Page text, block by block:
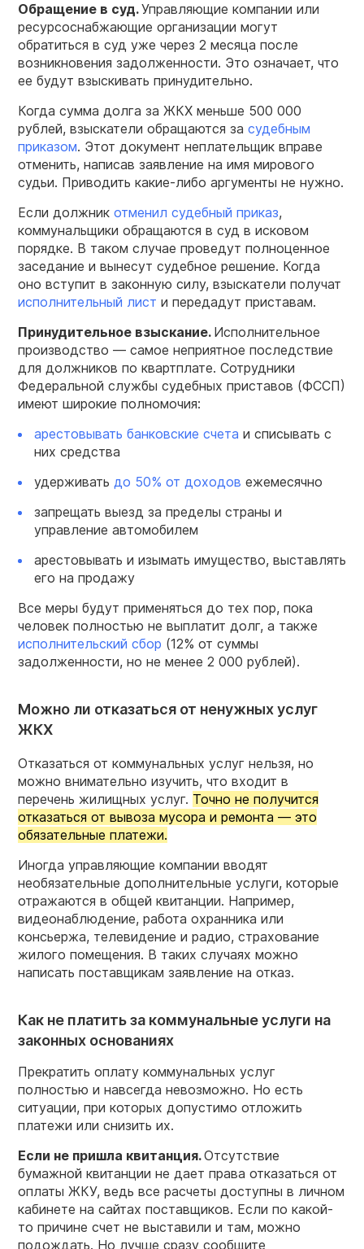
Обращение в суд.Управляющие компании или
ресурсоснабжающие организации могут
обратиться в суд уже через 2 месяца после
возникновения задолженности. Это означает, что
ее будут взыскивать принудительно.
Когда сумма долга за ЖКХ меньше 500 000
рублей, взыскатели обращаются за судебным
приказом. Этот документ неплательщик вправе
отменить, написав заявление на имя мирового
судьи. Приводить какие-либо аргументы не нужно.
Если должник отменил судебный приказ,
коммунальщики обращаются в суд в исковом
порядке. В таком случае проведут полноценное
заседание и вынесут судебное решение. Когда
оно вступит в законную силу, взыскатели получат
исполнительный лист и передадут приставам.
Принудительное взыскание. Исполнительное
производство — самое неприятное последствие
для должников по квартплате. Сотрудники
Федеральной службы судебных приставов (ФССП)
имеют широкие полномочия:
арестовывать банковские счета и списывать с
них средства
удерживать до 50% от доходов ежемесячно
запрещать выезд за пределы страны и
управление автомобилем
арестовывать и изымать имущество, выставлять
его на продажу
Все меры будут применяться до тех пор, пока
человек полностью не выплатит долг, а также
исполнительский сбор (12% от суммы
задолженности, но не менее 2 000 рублей).
Можно ли отказаться от ненужных услуг
ЖКХ
Отказаться от коммунальных услуг нельзя, но
можно внимательно изучить, что входит в
перечень жилищных услуг. Точно не получится
отказаться от вывоза мусора и ремонта — это
обязательные платежи.
Иногда управляющие компании вводят
необязательные дополнительные услуги, которые
отражаются в общей квитанции. Например,
видеонаблюдение, работа охранника или
консьержа, телевидение и радио, страхование
жилого помещения. В таких случаях можно
написать поставщикам заявление на отказ.
Как не платить за коммунальные услуги на
законных основаниях
Прекратить оплату коммунальных услуг
полностью и навсегда невозможно. Но есть
ситуации, при которых допустимо отложить
платежи или снизить их.
Если не пришла квитанция.Отсутствие
бумажной квитанции не дает права отказаться от
оплаты ЖКУ, ведь все расчеты доступны в личном
кабинете на сайтах поставщиков. Если по какой-
то причине счет не выставили и там, можно
подождать. Но лучше сразу сообщите